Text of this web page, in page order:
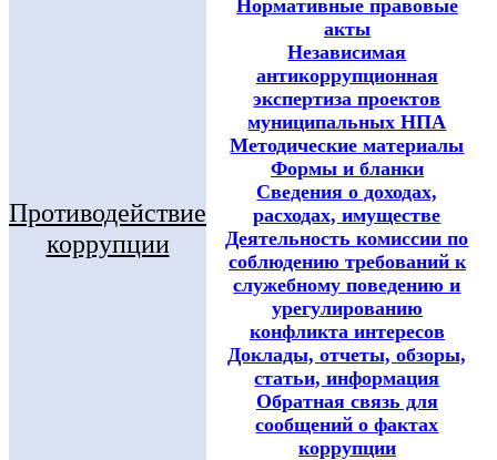
Противодействие
коррупции
Нормативные правовые
акты
Независимая
антикоррупционная
экспертиза проектов
муниципальных НПА
Методические материалы
Формы и бланки
Сведения о доходах,
расходах, имуществе
Деятельность комиссии по
соблюдению требований к
служебному поведению и
урегулированию
конфликта интересов
Доклады, отчеты, обзоры,
статьи, информация
Обратная связь для
сообщений о фактах
коррупции